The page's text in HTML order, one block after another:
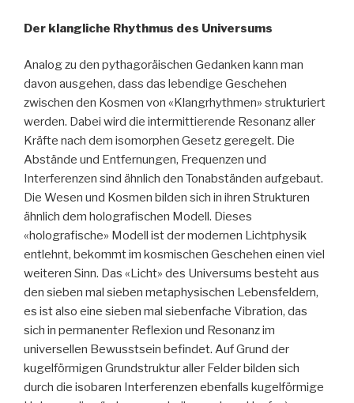
Der klangliche Rhythmus des Universums
Analog zu den pythagoräischen Gedanken kann man
davon ausgehen, dass das lebendige Geschehen
zwischen den Kosmen von «Klangrhythmen» strukturiert
werden. Dabei wird die intermittierende Resonanz aller
Kräfte nach dem isomorphen Gesetz geregelt. Die
Abstände und Entfernungen, Frequenzen und
Interferenzen sind ähnlich den Tonabständen aufgebaut.
Die Wesen und Kosmen bilden sich in ihren Strukturen
ähnlich dem holografischen Modell. Dieses
«holografische» Modell ist der modernen Lichtphysik
entlehnt, bekommt im kosmischen Geschehen einen viel
weiteren Sinn. Das «Licht» des Universums besteht aus
den sieben mal sieben metaphysischen Lebensfeldern,
es ist also eine sieben mal siebenfache Vibration, das
sich in permanenter Reflexion und Resonanz im
universellen Bewusstsein befindet. Auf Grund der
kugelförmigen Grundstruktur aller Felder bilden sich
durch die isobaren Interferenzen ebenfalls kugelförmige